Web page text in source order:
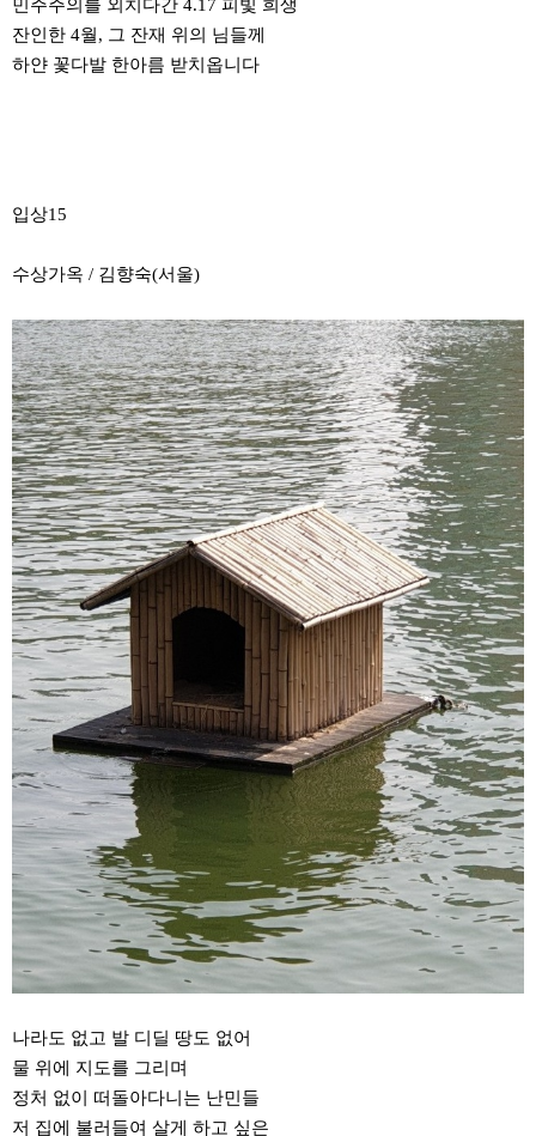
민주주의를 외치다간 4.17 피빛 희생
잔인한 4월, 그 잔재 위의 님들께
하얀 꽃다발 한아름 받치옵니다
입상15
수상가옥 / 김향숙(서울)
나라도 없고 발 디딜 땅도 없어
물 위에 지도를 그리며
정처 없이 떠돌아다니는 난민들
저 집에 불러들여 살게 하고 싶은